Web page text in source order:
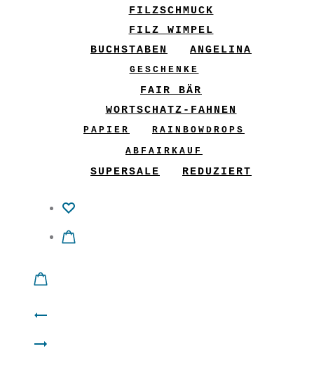
FILZSCHMUCK
FILZ WIMPEL
BUCHSTABEN
ANGELINA
GESCHENKE
FAIR BÄR
WORTSCHATZ-FAHNEN
PAPIER
RAINBOWDROPS
ABFAIRKAUF
SUPERSALE REDUZIERT
Product
navigation
Filz